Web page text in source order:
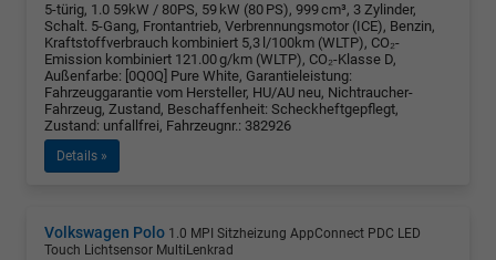
5-türig, 1.0 59kW / 80PS, 59 kW (80 PS), 999 cm³, 3 Zylinder,
Schalt. 5-Gang, Frontantrieb, Verbrennungsmotor (ICE), Benzin,
Kraftstoffverbrauch kombiniert 5,3 l/100km (WLTP), CO₂-
Emission kombiniert 121.00 g/km (WLTP), CO₂-Klasse D,
Außenfarbe: [0Q0Q] Pure White, Garantieleistung:
Fahrzeuggarantie vom Hersteller, HU/AU neu, Nichtraucher-
Fahrzeug, Zustand, Beschaffenheit: Scheckheftgepflegt,
Zustand: unfallfrei, Fahrzeugnr.: 382926
Details »
Volkswagen Polo 1.0 MPI Sitzheizung AppConnect PDC LED
Touch Lichtsensor MultiLenkrad